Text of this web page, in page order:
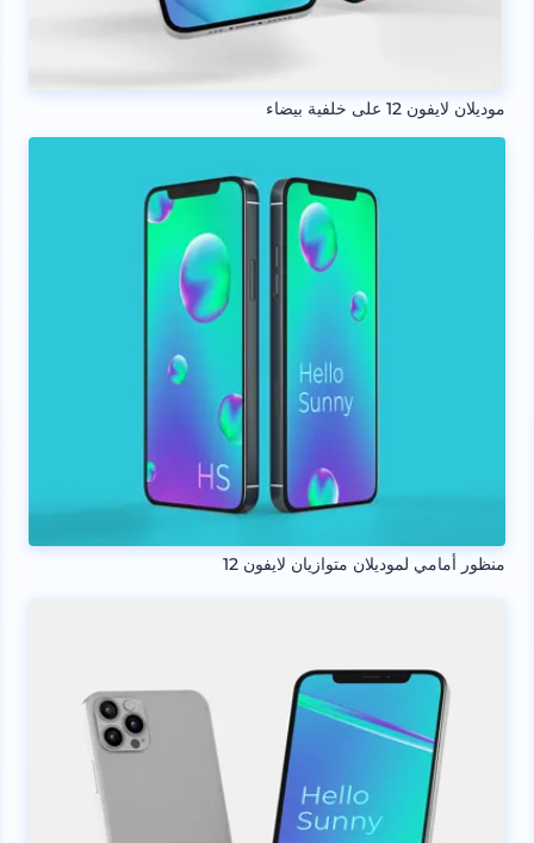
موديلان لايفون 12 على خلفية بيضاء
منظور أمامي لموديلان متوازيان لايفون 12